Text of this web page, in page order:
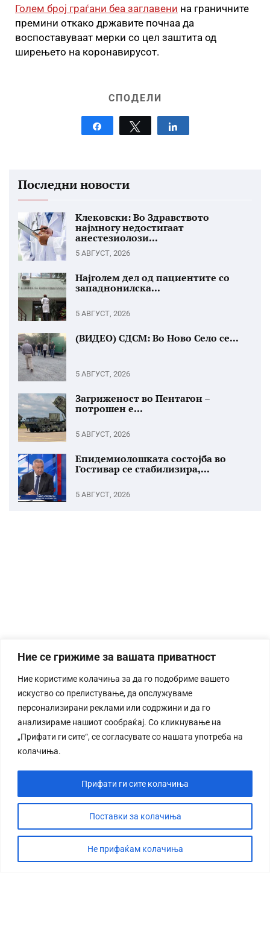
Ние се грижиме за вашата приватност
Ние користиме колачиња за да го подобриме вашето
искуство со прелистување, да опслужуваме
персонализирани реклами или содржини и да го
анализираме нашиот сообраќај. Со кликнување на
„Прифати ги сите“, се согласувате со нашата употреба на
колачиња.
Поставки за колачиња
Не прифаќам колачиња
Прифати ги сите колачиња
Голем број граѓани беа заглавени на граничните
премини откако државите почнаа да
воспоставуваат мерки со цел заштита од
ширењето на коронавирусот.
СПОДЕЛИ
Tweet
Последни новости
Клековски: Во Здравството
најмногу недостигаат
анестезиолози...
5 АВГУСТ, 2026
Најголем дел од пациентите со
западнонилска...
5 АВГУСТ, 2026
(ВИДЕО) СДСМ: Во Ново Село се...
5 АВГУСТ, 2026
Загриженост во Пентагон –
потрошен е...
5 АВГУСТ, 2026
Епидемиолошката состојба во
Гостивар се стабилизира,...
5 АВГУСТ, 2026